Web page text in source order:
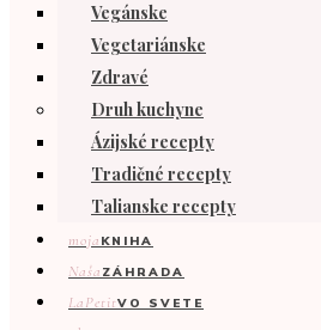
Vegánske
Vegetariánske
Zdravé
Druh kuchyne
Ázijské recepty
Tradičné recepty
Talianske recepty
moja KNIHA
Naša ZÁHRADA
LaPetitVO SVETE